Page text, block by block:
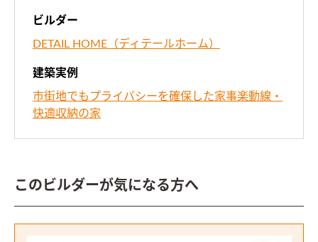
ビルダー
DETAIL HOME（ディテールホーム）
建築実例
市街地でもプライバシーを確保した家事楽動線・
快適収納の家
このビルダーが気になる方へ